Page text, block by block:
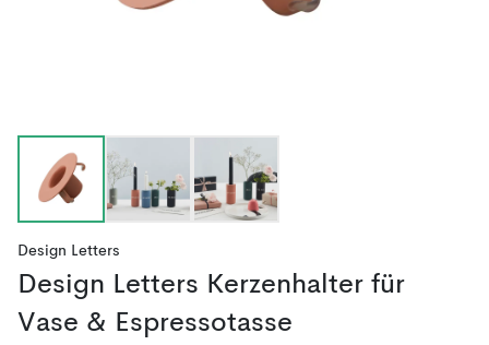
Design Letters
Design Letters Kerzenhalter für
Vase & Espressotasse